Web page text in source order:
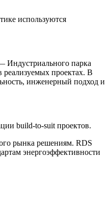
используются
Индустриального парка
проектах. В
инженерный подход и
build-to-suit проектов.
рынка решениям. RDS
энергоэффективности